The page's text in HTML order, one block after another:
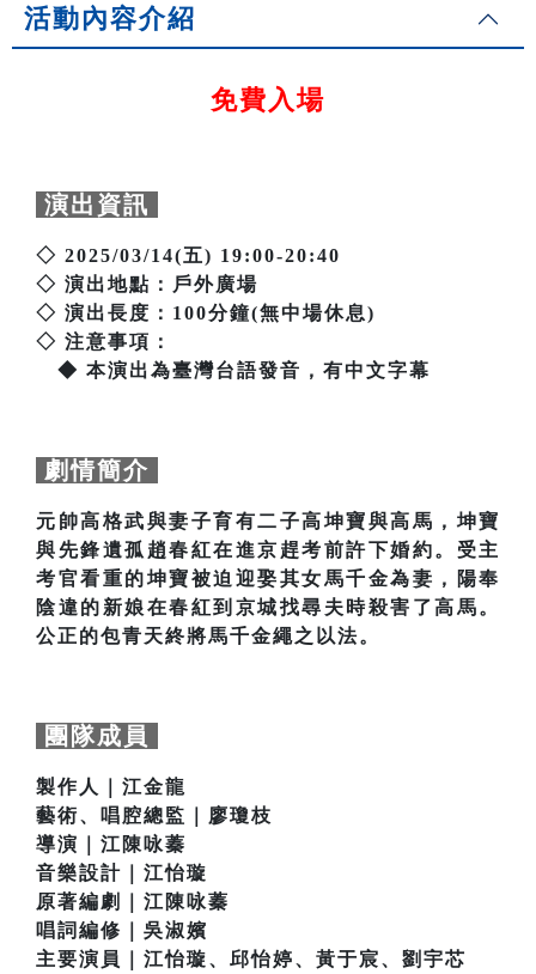
活動內容介紹
免費入場
演出資訊
◇ 2025/03/14(五) 19:00-20:40
◇ 演出地點：戶外廣場
◇ 演出長度：100分鐘(無中場休息)
◇ 注意事項：
◆ 本演出為臺灣台語發音，有中文字幕
劇情簡介
元帥高格武與妻子育有二子高坤寶與高馬，坤寶
與先鋒遺孤趙春紅在進京趕考前許下婚約。受主
考官看重的坤寶被迫迎娶其女馬千金為妻，陽奉
陰違的新娘在春紅到京城找尋夫時殺害了高馬。
公正的包青天終將馬千金繩之以法。
團隊成員
製作人｜江金龍
藝術、唱腔總監｜廖瓊枝
導演｜江陳咏蓁
音樂設計｜江怡璇
原著編劇｜江陳咏蓁
唱詞編修｜吳淑嬪
主要演員｜江怡璇、邱怡婷、黃于宸、劉宇芯